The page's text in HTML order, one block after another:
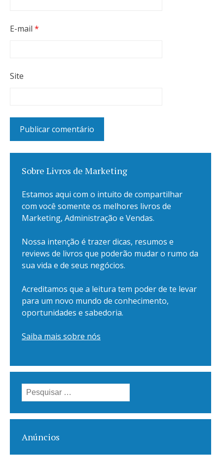
E-mail *
Site
Sobre Livros de Marketing
Estamos aqui com o intuito de compartilhar
com você somente os melhores livros de
Marketing, Administração e Vendas.
Nossa intenção é trazer dicas, resumos e
reviews de livros que poderão mudar o rumo da
sua vida e de seus negócios.
Acreditamos que a leitura tem poder de te levar
para um novo mundo de conhecimento,
oportunidades e sabedoria.
Saiba mais sobre nós
Pesquisar
por:
Anúncios